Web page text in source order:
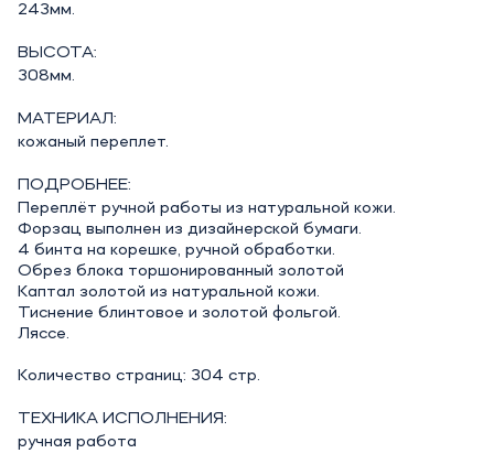
243мм.
ВЫСОТА:
308мм.
МАТЕРИАЛ:
кожаный переплет.
ПОДРОБНЕЕ:
Переплёт ручной работы из натуральной кожи.
Форзац выполнен из дизайнерской бумаги.
4 бинта на корешке, ручной обработки.
Обрез блока торшонированный золотой
Каптал золотой из натуральной кожи.
Тиснение блинтовое и золотой фольгой.
Ляссе.
Количество страниц: 304 стр.
ТЕХНИКА ИСПОЛНЕНИЯ:
ручная работа